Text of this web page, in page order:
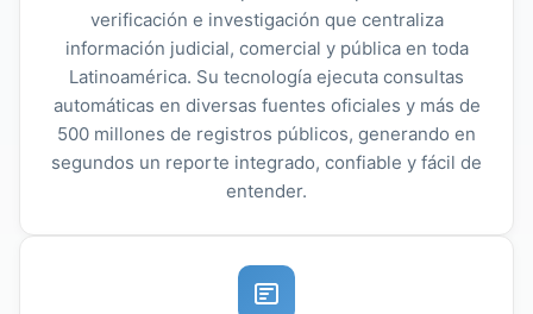
verificación e investigación que centraliza
información judicial, comercial y pública en toda
Latinoamérica. Su tecnología ejecuta consultas
automáticas en diversas fuentes oficiales y más de
500 millones de registros públicos, generando en
segundos un reporte integrado, confiable y fácil de
entender.